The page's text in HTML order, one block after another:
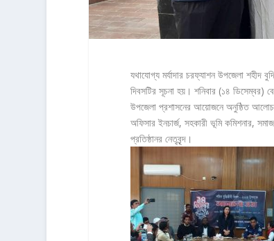
যথাযোগ্য মর্যাদার চরফ্যাশন উপজেলা শহীদ
দিবসটির সূচনা হয়। শনিবার (১৪ ডিসেম্বর)
উপজেলা প্রশাসনের আয়োজনে অনুষ্ঠিত আলোচনা
অফিসার ইনচার্জ, সহকারী ভূমি কমিশনার,
প্রতিষ্ঠানর নেতৃবৃন্দ।